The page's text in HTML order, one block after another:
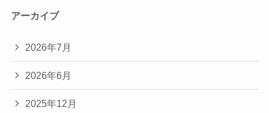
アーカイブ
2026年7月
2026年6月
2025年12月